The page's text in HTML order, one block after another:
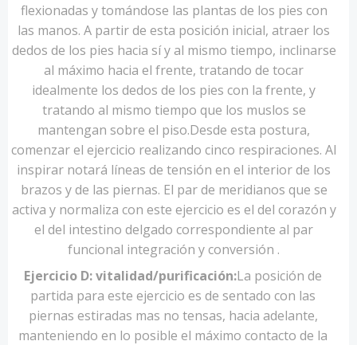
flexionadas y tomándose las plantas de los pies con
las manos. A partir de esta posición inicial, atraer los
dedos de los pies hacia sí y al mismo tiempo, inclinarse
al máximo hacia el frente, tratando de tocar
idealmente los dedos de los pies con la frente, y
tratando al mismo tiempo que los muslos se
mantengan sobre el piso.Desde esta postura,
comenzar el ejercicio realizando cinco respiraciones. Al
inspirar notará líneas de tensión en el interior de los
brazos y de las piernas. El par de meridianos que se
activa y normaliza con este ejercicio es el del corazón y
el del intestino delgado correspondiente al par
funcional integración y conversión .
Ejercicio D: vitalidad/purificación:La posición de
partida para este ejercicio es de sentado con las
piernas estiradas mas no tensas, hacia adelante,
manteniendo en lo posible el máximo contacto de la